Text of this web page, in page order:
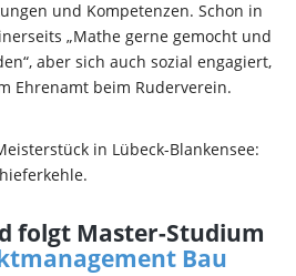
und Kompetenzen. Schon in
„Mathe gerne gemocht und
aber sich auch sozial engagiert,
Ehrenamt beim Ruderverein.
in Lübeck-Blankensee:
folgt Master-Studium
Bau